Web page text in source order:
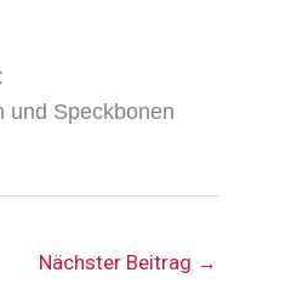
und Speckbonen
Nächster Beitrag →